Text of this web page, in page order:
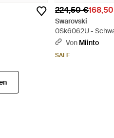
224,50 €
Swarovski
0Sk6062U -
Von Miinto
SALE